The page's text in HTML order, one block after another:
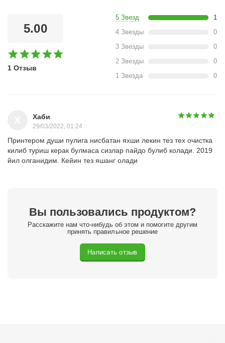
5.00
1 Отзыв
5 Звезд
1
4 Звезды
0
3 Звезды
0
2 Звезды
0
1 Звезда
0
Хаби
29/03/2022, 01:24
Принтером души пулига нисбатан яхши лекин тез тех очистка
килиб туриш керак булмаса сизлар пайдо булиб колади. 2019
йил олганидим. Кейин тез яшанг олади
Вы пользовались продуктом?
Расскажите нам что-нибудь об этом и помогите другим
принять правильное решение
Написать отзыв